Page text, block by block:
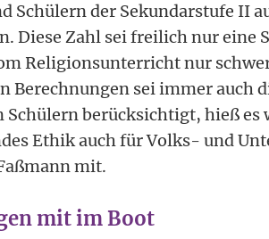
Schülern der Sekundarstufe II
Diese Zahl sei freilich nur eine
Religionsunterricht nur
Berechnungen sei immer auch
Schülern berücksichtigt, hieß
Ethik auch für Volks- und
mit.
mit im Boot